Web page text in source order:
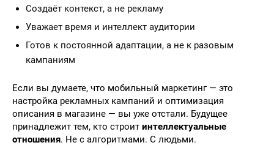
Создаёт контекст, а не рекламу
Уважает время и интеллект аудитории
Готов к постоянной адаптации, а не к разовым
кампаниям
Если вы думаете, что мобильный маркетинг — это
настройка рекламных кампаний и оптимизация
описания в магазине — вы уже отстали. Будущее
принадлежит тем, кто строит интеллектуальные
отношения. Не с алгоритмами. С людьми.